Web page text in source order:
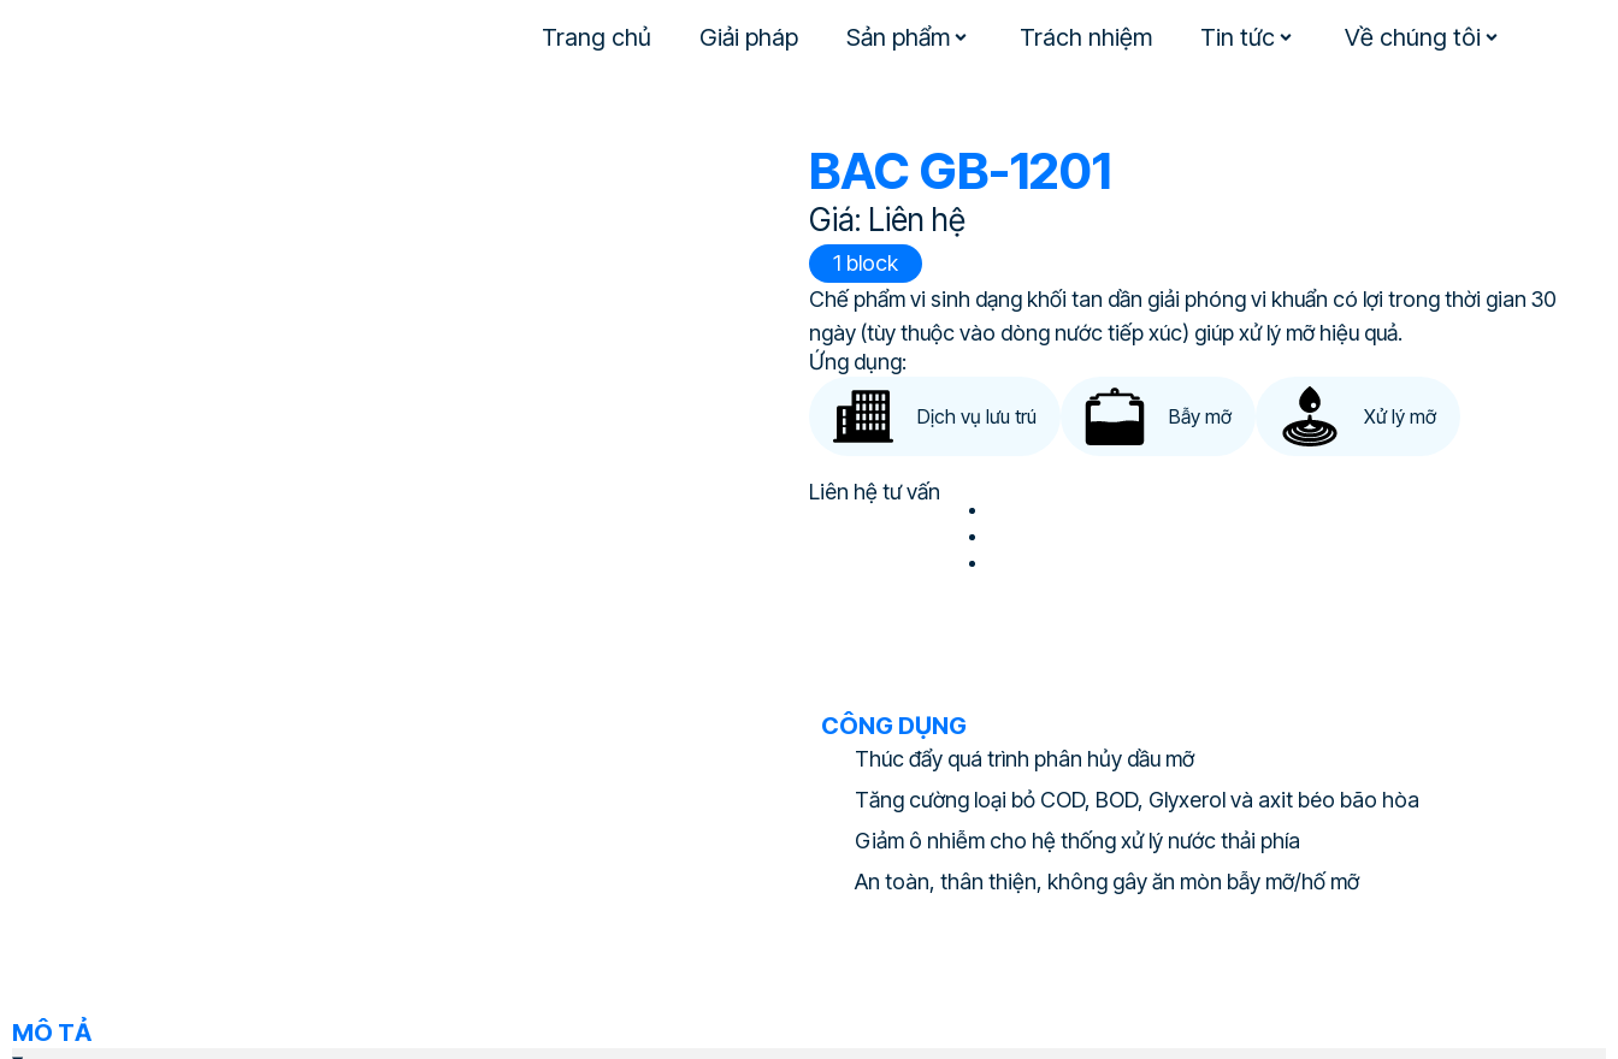
Trang chủ Giải pháp Sản phẩm Trách nhiệm Tin tức Về chúng tôi
BAC GB-1201
Giá: Liên hệ
1 block
Chế phẩm vi sinh dạng khối tan dần giải phóng vi khuẩn có lợi trong thời gian 30
ngày (tùy thuộc vào dòng nước tiếp xúc) giúp xử lý mỡ hiệu quả.
Ứng dụng:
Dịch vụ lưu trú Bẫy mỡ Xử lý mỡ
Liên hệ tư vấn
CÔNG DỤNG
Thúc đẩy quá trình phân hủy dầu mỡ
Tăng cường loại bỏ COD, BOD, Glyxerol và axit béo bão hòa
Giảm ô nhiễm cho hệ thống xử lý nước thải phía
An toàn, thân thiện, không gây ăn mòn bẫy mỡ/hố mỡ
MÔ TẢ